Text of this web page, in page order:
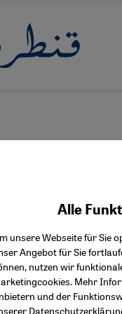
Alle
unsere Webseite für Sie
Angebot für Sie
nutzen wir
Mehr
und der
Facebook Embed /
Twitter Embed
Instagram Embed
Youtube Embed
Google Maps Embed